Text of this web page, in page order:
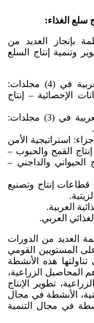
:
بإنجاز العديد من
وتنمية إنتاج السلع
دراسة اقتصاد الغذاء في الدول العربية في (4) مجلدات:
الإحصائية – إنتاج
دراسة مستقبل الغذاء في الدول العربية في (3) مجلدات:
الأمن الغذائي العربي في (8) أجزاء: استراتيجية الأمن
إنتاج القمح والحبوب –
الحيواني والداجني –
إنتاج وتصنيع
العربية.
العربي.
العديد من الدورات
على المستويين القومي
هذه الأنشطة
المحاصيل الزراعية،
تطوير الإنتاج
الأنشطة في مجال
في مجال التنمية